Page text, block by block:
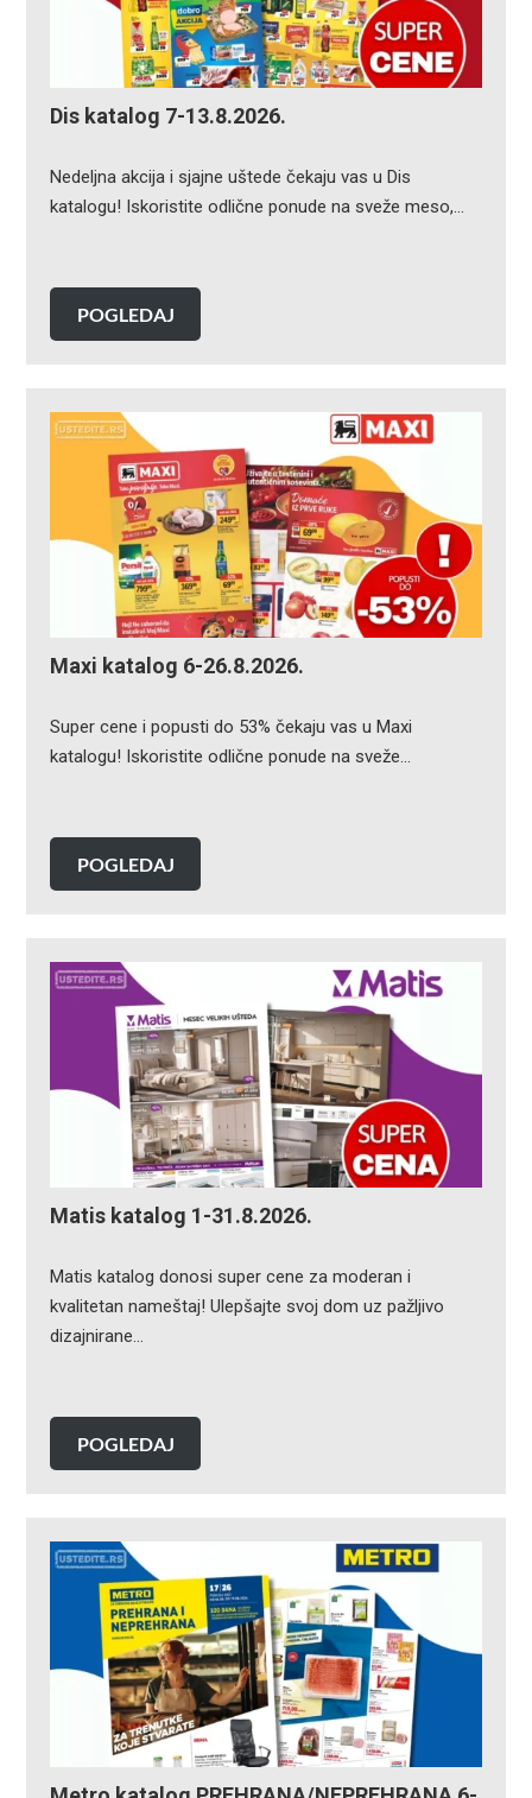
Dis katalog 7-13.8.2026.
Nedeljna akcija i sjajne uštede čekaju vas u Dis
katalogu! Iskoristite odlične ponude na sveže meso,…
POGLEDAJ
Maxi katalog 6-26.8.2026.
Super cene i popusti do 53% čekaju vas u Maxi
katalogu! Iskoristite odlične ponude na sveže…
POGLEDAJ
Matis katalog 1-31.8.2026.
Matis katalog donosi super cene za moderan i
kvalitetan nameštaj! Ulepšajte svoj dom uz pažljivo
dizajnirane…
POGLEDAJ